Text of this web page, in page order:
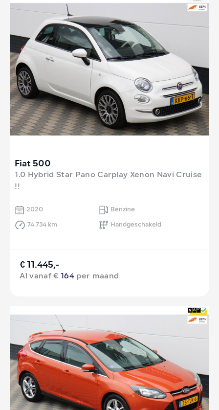
Fiat 500
1.0 Hybrid Star Pano Carplay Xenon Navi Cruise
!!
2020
Benzine
74.734 km
Handgeschakeld
€ 11.445,-
Al vanaf €164 per maand